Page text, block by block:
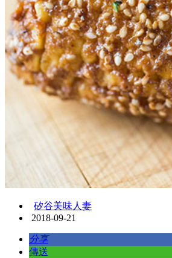
矽谷美味人妻
2018-09-21
分享
傳送